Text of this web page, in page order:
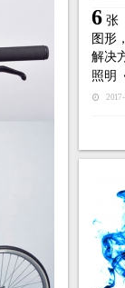
6张
图形
解决
照明
2017-